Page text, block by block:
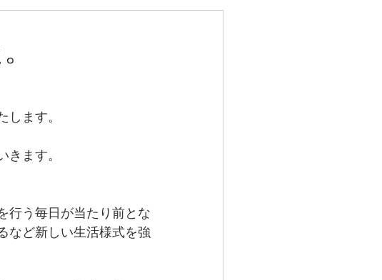
ます。
ます。
行う毎日が当たり前とな
など新しい生活様式を強